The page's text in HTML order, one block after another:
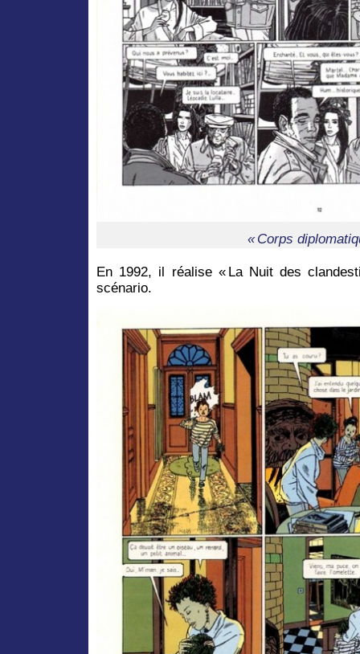
« Corps
En 1992, il réalise « La Nuit des
scénario.